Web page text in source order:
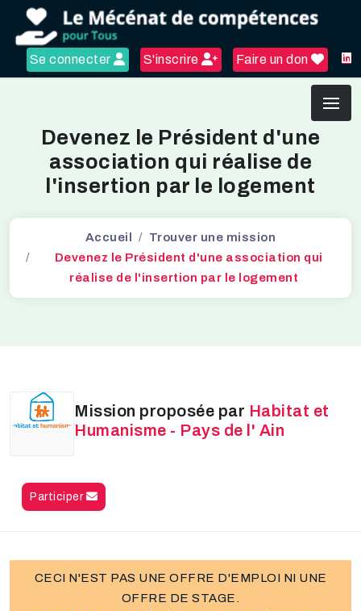
Se connecter S'inscrire Faire un don
Devenez le Président d'une
association qui réalise de
l'insertion par le logement
Accueil
Trouver une mission
Devenez le Président d'une association qui
réalise de l'insertion par le logement
Mission proposée par Habitat et
Humanisme - Pays de l' Ain
Participer
CECI N'EST PAS UNE OFFRE D'EMPLOI NI UNE
OFFRE DE STAGE.